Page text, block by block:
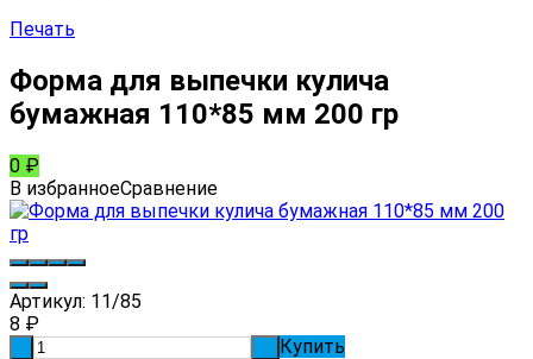
Печать
Форма для выпечки кулича
бумажная 110*85 мм 200 гр
0 ₽
В избранноеСравнение
Артикул: 11/85
8 ₽
Купить